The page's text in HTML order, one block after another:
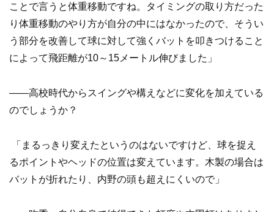
ことで言うと体重移動ですね。タイミングの取り方だった
り体重移動のやり方が自分の中にはなかったので、そうい
う部分を改善して球に対して強くバットを叩きつけること
によって飛距離が10～15メートル伸びました」
——高校時代からスイングや構えなどに変化を加えている
のでしょうか？
「まるっきり変えたというのはないですけど、球を捉え
るポイントやヘッドの位置は変えています。木製の場合は
バットが折れたり、内野の頭も超えにくいので」